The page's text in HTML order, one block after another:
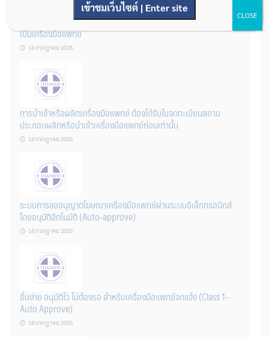
รู้หรือไม่? ผลิตภัณฑ์ชุดตรวจสําหรับตรวจสอบการปนเปื้อนแบบใดจัด
เป็นเครื่องมือแพทย์
14 กรกฎาคม 2026
การนำเข้าหรือผลิตเครื่องมือแพทย์ ต้องได้รับใบจดทะเบียนสถาน
ประกอบผลิตหรือนำเข้าเครื่องมือแพทย์ก่อนเท่านั้น
14 กรกฎาคม 2026
ระบบการขออนุญาตโฆษณาเครื่องมือแพทย์ผ่านระบบอิเล็กทรอนิกส์
โดยอนุมัติอัตโนมัติ (Auto-approve)
14 กรกฎาคม 2026
ยื่นง่าย อนุมัติไว ไม่ต้องรอ สำหรับเครื่องมือแพทย์จดแจ้ง (Class 1-
Auto Approve)
14 กรกฎาคม 2026
เข้าชมเว็บไซต์ | Enter site
CLOSE